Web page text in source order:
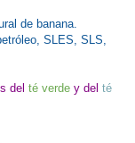
de banana.
SLES, SLS,
del té verde y del té